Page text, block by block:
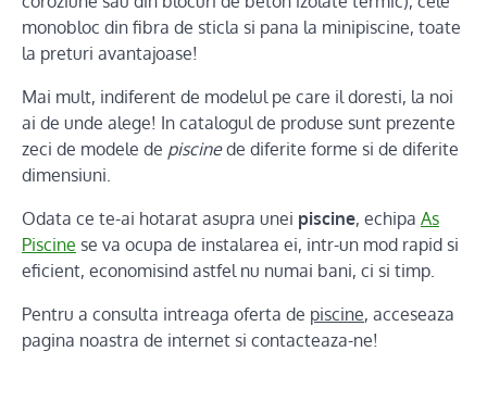
monobloc din fibra de sticla si pana la minipiscine, toate
la preturi avantajoase!
Mai mult, indiferent de modelul pe care il doresti, la noi
ai de unde alege! In catalogul de produse sunt prezente
zeci de modele de piscinede diferite forme si de diferite
dimensiuni.
Odata ce te-ai hotarat asupra unei piscine, echipa As
Piscine se va ocupa de instalarea ei, intr-un mod rapid si
eficient, economisind astfel nu numai bani, ci si timp.
Pentru a consulta intreaga oferta de piscine, acceseaza
pagina noastra de internet si contacteaza-ne!